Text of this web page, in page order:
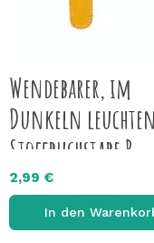
Wendebarer, im
Dunkeln
Stoffbuchstabe P
2,99 €
In den